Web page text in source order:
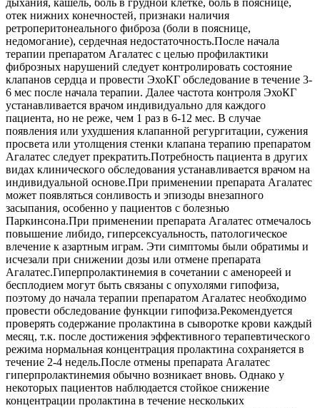
дыхания, кашель, боль в грудной клетке, боль в пояснице,
отек нижних конечностей, признаки наличия
ретроперитонеального фиброза (боли в пояснице,
недомогание), сердечная недостаточность.После начала
терапии препаратом Агалатес с целью профилактики
фиброзных нарушений следует контролировать состояние
клапанов сердца и провести ЭхоКГ обследование в течение 3-
6 мес после начала терапии. Далее частота контроля ЭхоКГ
устанавливается врачом индивидуально для каждого
пациента, но не реже, чем 1 раз в 6-12 мес. В случае
появления или ухудшения клапанной регургитации, сужения
просвета или утолщения стенки клапана терапию препаратом
Агалатес следует прекратить.Потребность пациента в других
видах клинического обследования устанавливается врачом на
индивидуальной основе.При применении препарата Агалатес
может появляться сонливость и эпизоды внезапного
засыпания, особенно у пациентов с болезнью
Паркинсона.При применении препарата Агалатес отмечалось
повышение либидо, гиперсексуальность, патологическое
влечение к азартным играм. Эти симптомы были обратимы и
исчезали при снижении дозы или отмене препарата
Агалатес.Гиперпролактинемия в сочетании с аменореей и
бесплодием могут быть связаны с опухолями гипофиза,
поэтому до начала терапии препаратом Агалатес необходимо
провести обследование функции гипофиза.Рекомендуется
проверять содержание пролактина в сыворотке крови каждый
месяц, т.к. после достижения эффективного терапевтического
режима нормальная концентрация пролактина сохраняется в
течение 2-4 недель.После отмены препарата Агалатес
гиперпролактинемия обычно возникает вновь. Однако у
некоторых пациентов наблюдается стойкое снижение
концентрации пролактина в течение нескольких